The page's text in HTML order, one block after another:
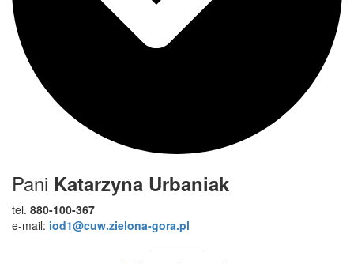
Pani Katarzyna Urbaniak
tel. 880-100-367
e-mail: iod1@cuw.zielona-gora.pl